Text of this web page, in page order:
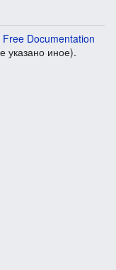
Free Documentation
указано иное).